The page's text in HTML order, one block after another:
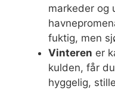
markeder og
fuktig, men
Vinteren er
kulden, får
hyggelig,